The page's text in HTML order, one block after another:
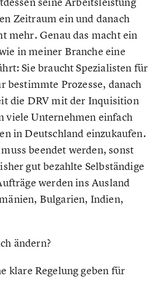
Zeitraum ein und danach
mehr. Genau das macht ein
in meiner Branche eine
Sie braucht Spezialisten für
bestimmte Prozesse, danach
die DRV mit der Inquisition
viele Unternehmen einfach
in Deutschland einzukaufen.
beendet werden, sonst
gut bezahlte Selbständige
werden ins Ausland
Bulgarien, Indien,
ändern?
klare Regelung geben für